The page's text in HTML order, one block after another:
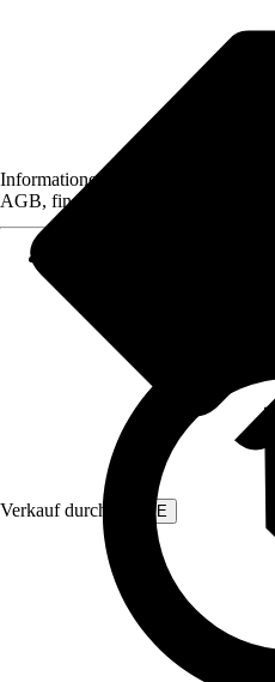
Verkauf durch: EMKE
Informationen des Verkäufers, wie
AGB, finden Sie bei Klick auf den